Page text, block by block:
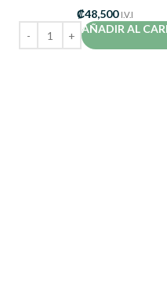
₡48,500 I.V.I
AÑADIR AL